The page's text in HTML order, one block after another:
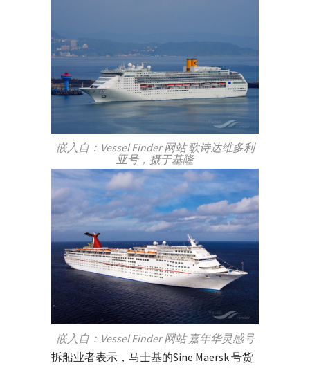
嵌入自：Vessel Finder 网站 歌诗达维多利
亚号，摄于基隆
嵌入自：Vessel Finder 网站 嘉年华灵感号
拆船业者表示，马士基的Sine Maersk 号货